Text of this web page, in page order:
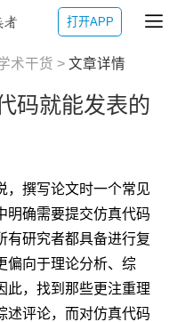
打开APP
术干货 > 文章详情
码就能发表的
，撰写论文时一个常见
明确需要提交仿真代码
有研究者都具备进行复
偏向于理论分析、综
此，找到那些更注重理
述评论，而对仿真代码